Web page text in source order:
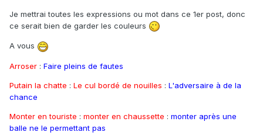
Je mettrai toutes les expressions ou mot dans ce 1er post, donc
ce serait bien de garder les couleurs
A vous
Arroser : Faire pleins de fautes
Putain la chatte : Le cul bordé de nouilles : L'adversaire à de la
chance
Monter en touriste : monter en chaussette : monter après une
balle ne le permettant pas